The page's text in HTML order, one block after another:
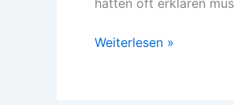
hätten oft erklären
Mittwoch,
Weiterlesen »